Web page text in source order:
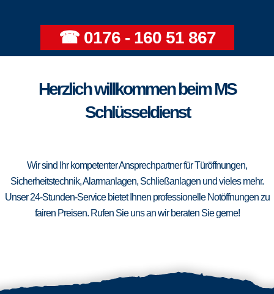
☎ 0176 - 160 51 867
Herzlich willkommen beim MS
Schlüsseldienst
Wir sind Ihr kompetenter Ansprechpartner für Türöffnungen,
Sicherheitstechnik, Alarmanlagen, Schließanlagen und vieles mehr.
Unser 24-Stunden-Service bietet Ihnen professionelle Notöffnungen zu
fairen Preisen. Rufen Sie uns an wir beraten Sie gerne!